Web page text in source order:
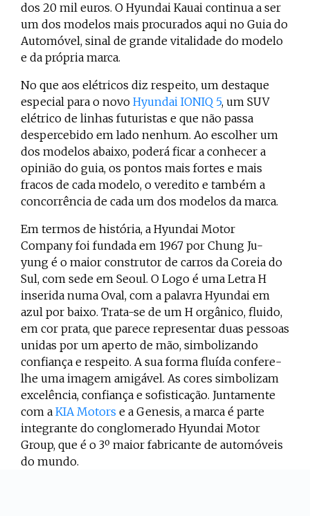
dos 20 mil euros. O Hyundai Kauai continua a ser
um dos modelos mais procurados aqui no Guia do
Automóvel, sinal de grande vitalidade do modelo
e da própria marca.
No que aos elétricos diz respeito, um destaque
especial para o novo Hyundai IONIQ 5, um SUV
elétrico de linhas futuristas e que não passa
despercebido em lado nenhum. Ao escolher um
dos modelos abaixo, poderá ficar a conhecer a
opinião do guia, os pontos mais fortes e mais
fracos de cada modelo, o veredito e também a
concorrência de cada um dos modelos da marca.
Em termos de história, a Hyundai Motor
Company foi fundada em 1967 por Chung Ju-
yung é o maior construtor de carros da Coreia do
Sul, com sede em Seoul. O Logo é uma Letra H
inserida numa Oval, com a palavra Hyundai em
azul por baixo. Trata-se de um H orgânico, fluido,
em cor prata, que parece representar duas pessoas
unidas por um aperto de mão, simbolizando
confiança e respeito. A sua forma fluída confere-
lhe uma imagem amigável. As cores simbolizam
excelência, confiança e sofisticação. Juntamente
com a KIA Motors e a Genesis, a marca é parte
integrante do conglomerado Hyundai Motor
Group, que é o 3º maior fabricante de automóveis
do mundo.